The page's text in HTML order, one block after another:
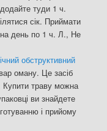
туди 1 ч.
сік. Приймати
день по 1 ч. Л., Не
обструктивний
оману. Це засіб
Купити траву можна
ви знайдете
і прийому